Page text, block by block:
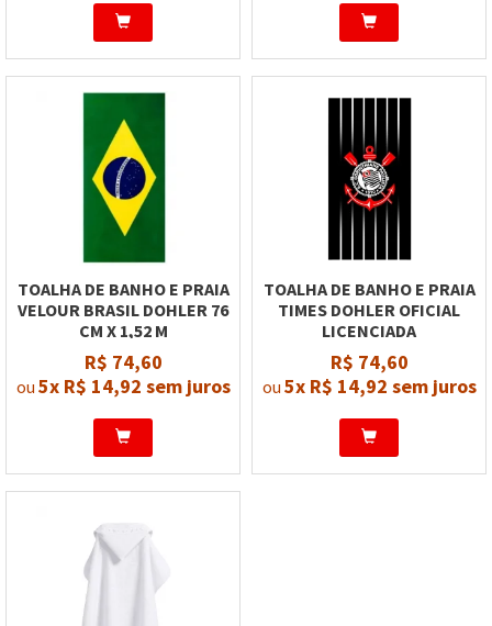
TOALHA DE BANHO E PRAIA
VELOUR BRASIL DOHLER 76
CM X 1,52 M
R$ 74,60
ou 5x R$ 14,92 sem juros
TOALHA DE BANHO E PRAIA
TIMES DOHLER OFICIAL
LICENCIADA
R$ 74,60
ou 5x R$ 14,92 sem juros